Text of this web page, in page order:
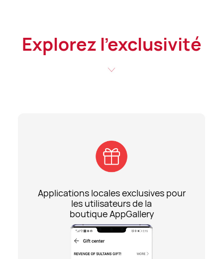
Explorez l'exclusivité
Applications locales exclusives pour
les utilisateurs de la
boutique AppGallery